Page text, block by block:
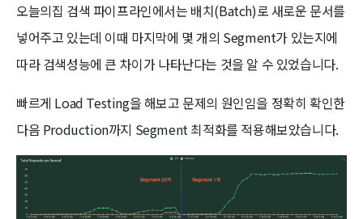
오늘의집 검색 파이프라인에서는 배치(Batch)로 새로운 문서를
넣어주고 있는데 이때 마지막에 몇 개의 Segment가 있는지에
따라 검색성능에 큰 차이가 나타난다는 것을 알 수 있었습니다.
빠르게 Load Testing을 해보고 문제의 원인임을 정확히 확인한
다음 Production까지 Segment 최적화를 적용해보았습니다.